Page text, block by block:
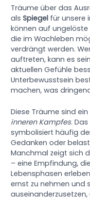
Träume über das
alsSpiegel für unsere
können auf
die im Wachleben
verdrängt werden.
auftreten, kann es
aktuellen Gefühle
Unterbewusstsein
machen, was
Diese Träume sind
inneren Kampfes.
symbolisiert häufig
Gedanken oder
Manchmal zeigt sich
– eine Empfindung,
Lebensphasen
ernst zu nehmen und